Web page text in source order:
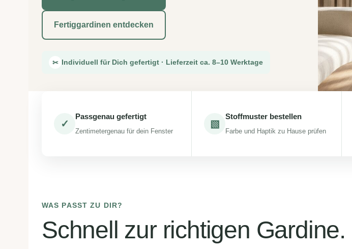
Fertiggardinen entdecken
✂ Individuell für Dich gefertigt · Lieferzeit ca. 8–10 Werktage
✓
Passgenau gefertigt
Zentimetergenau für dein Fenster
▧
Stoffmuster bestellen
Farbe und Haptik zu Hause prüfen
WAS PASST ZU DIR?
Schnell zur richtigen Gardine.